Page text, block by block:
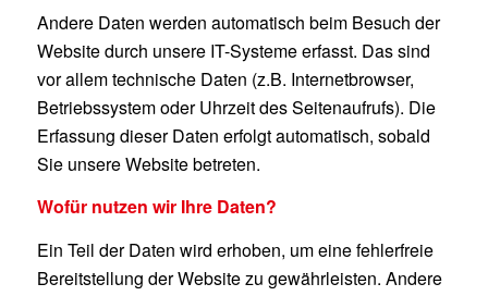
Andere Daten werden automatisch beim Besuch der
Website durch unsere IT-Systeme erfasst. Das sind
vor allem technische Daten (z.B. Internetbrowser,
Betriebssystem oder Uhrzeit des Seitenaufrufs). Die
Erfassung dieser Daten erfolgt automatisch, sobald
Sie unsere Website betreten.
Wofür nutzen wir Ihre Daten?
Ein Teil der Daten wird erhoben, um eine fehlerfreie
Bereitstellung der Website zu gewährleisten. Andere